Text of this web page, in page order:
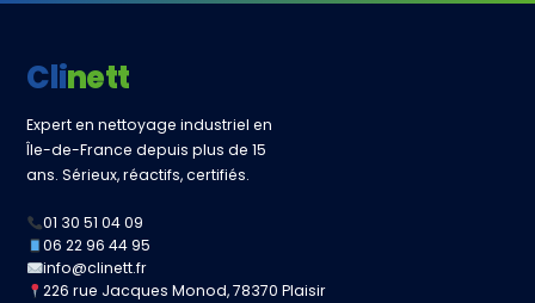
Clinett
Expert en nettoyage industriel en
Île-de-France depuis plus de 15
ans. Sérieux, réactifs, certifiés.
01 30 51 04 09
06 22 96 44 95
info@clinett.fr
226 rue Jacques Monod, 78370 Plaisir